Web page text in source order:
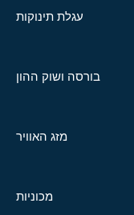
עגלת תינוקות
בורסה ושוק ההון
מזג האוויר
מכוניות